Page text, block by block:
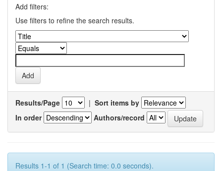
Add filters:
Use filters to refine the search results.
Results/Page | Sort items by
In order
Authors/record
Results 1-1 of 1 (Search time: 0.0 seconds).